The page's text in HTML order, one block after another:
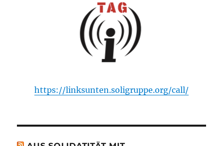
https://linksunten.soligruppe.org/call/